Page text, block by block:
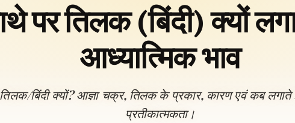
पर तिलक (बिंदी) क्यों
आध्यात्मिक भाव
बिंदी क्यों? आज्ञा चक्र, तिलक के प्रकार, कारण एवं कब
प्रतीकात्मकता।